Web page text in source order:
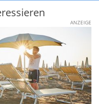
ANZEIGE